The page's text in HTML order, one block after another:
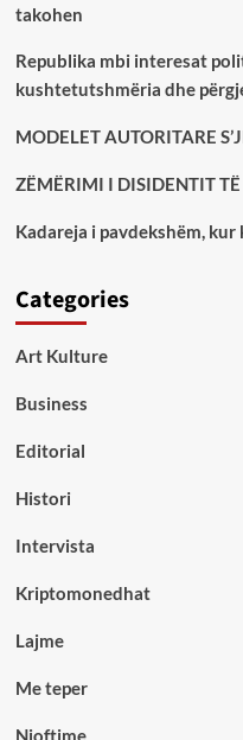
takohen
Republika mbi interesat
kushtetutshmëria dhe
MODELET AUTORITARE
ZËMËRIMI I DISIDENTIT
Kadareja i pavdekshëm,
Categories
Art Kulture
Business
Editorial
Histori
Intervista
Kriptomonedhat
Lajme
Me teper